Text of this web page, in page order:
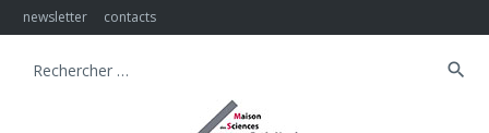
Skip
to
newsletter contacts
Search
search